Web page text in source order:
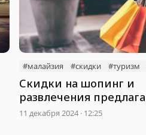
#малайзия #скидки #туризм
Скидки на шопинг и
развлечения
казахстанцам в
11 декабря 2024 · 12:25